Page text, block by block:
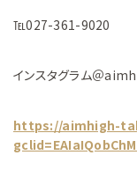
℡027-361-9020
インスタグラム＠
https://aimhigh-